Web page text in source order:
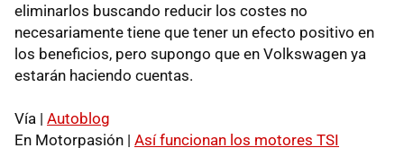
eliminarlos buscando reducir los costes no
necesariamente tiene que tener un efecto positivo en
los beneficios, pero supongo que en Volkswagen ya
estarán haciendo cuentas.
Vía | Autoblog
En Motorpasión | Así funcionan los motores TSI